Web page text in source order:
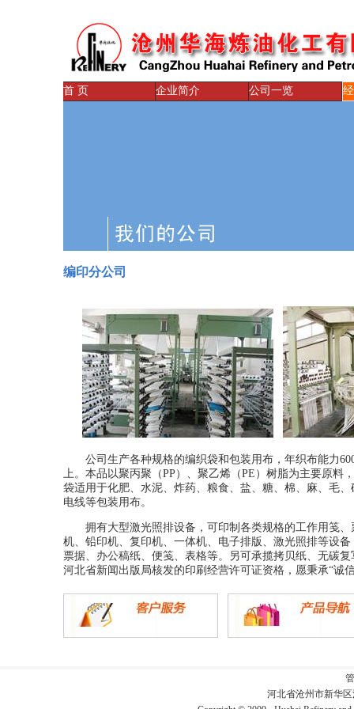
首 页 企业简介 公司一览
编印分公司
公司生产各种规格的编织袋和包装用布，年织布能力
上。本品以聚丙聚（PP）、聚乙烯（PE）树脂为主要原
袋适用于化肥、水泥、炸药、粮食、盐、糖、棉、麻、毛
电线等包装用布。
拥有大型激光照排设备，可印制各类规格的工作用笺、
机、铅印机、复印机、一体机、电子排版、激光照排等设
票据、办公稿纸、便笺、表格等。另可承揽拷贝纸、无碳
河北省新闻出版局核发的印刷经营许可证资格，愿秉承“
河北省沧州市新华